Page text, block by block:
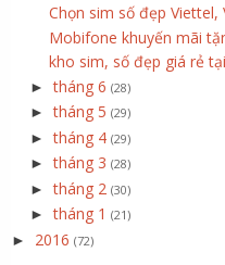
Chọn sim số đẹp Viettel,
Mobifone khuyến mãi
kho sim, số đẹp giá rẻ
►tháng 6 (28)
►tháng 5 (29)
►tháng 4 (29)
►tháng 3 (28)
►tháng 2 (30)
►tháng 1 (21)
► 2016 (72)